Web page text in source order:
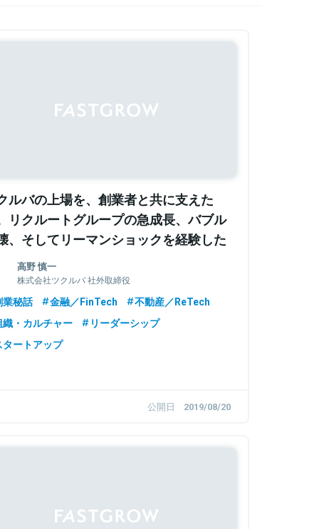
ルバの上場を、創業者と共に支えた
リクルートグループの急成長、バブル
、そしてリーマンショックを経験した
取締役・高野慎一
高野 慎一
株式会社ツクルバ 社外取締役
業秘話 金融／FinTech
不動産／ReTech
織・カルチャー
リーダーシップ
タートアップ
公開日 2019/08/20